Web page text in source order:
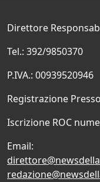
Direttore
Tel.: 392/9850370
P.IVA.: 00939520946
Registrazione
Iscrizione ROC
Email: